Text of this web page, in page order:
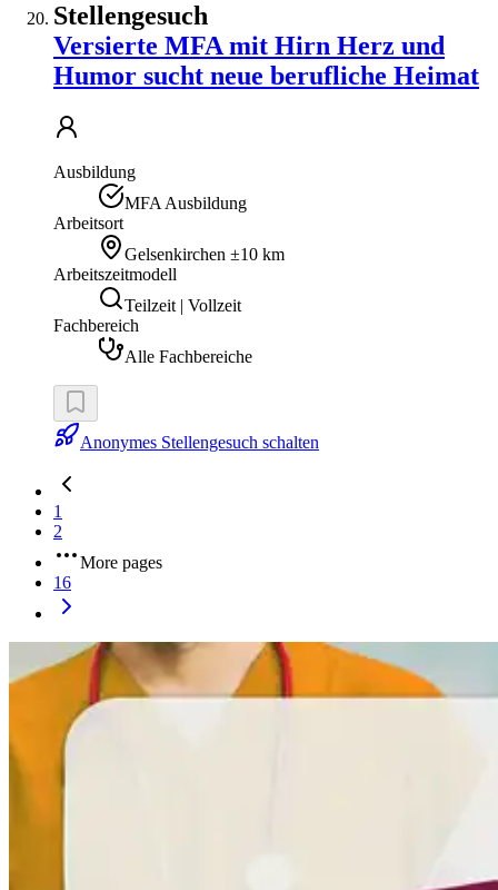
Stellengesuch
Versierte MFA mit Hirn Herz und
Humor sucht neue berufliche Heimat
Ausbildung
MFA Ausbildung
Arbeitsort
Gelsenkirchen ±10 km
Arbeitszeitmodell
Teilzeit | Vollzeit
Fachbereich
Alle Fachbereiche
Anonymes Stellengesuch schalten
1
2
More pages
16